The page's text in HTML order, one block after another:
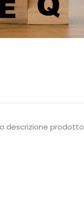
descrizione prodotto